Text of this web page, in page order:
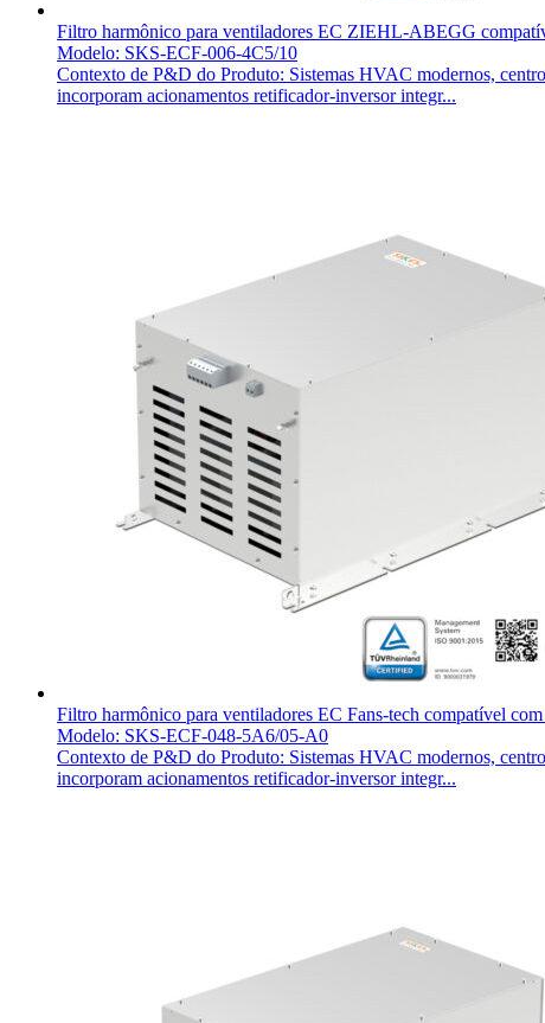
Filtro harmônico para ventiladores EC ZIEHL-ABEGG
Modelo: SKS-ECF-006-4C5/10
Contexto de P&D do Produto: Sistemas HVAC modernos,
incorporam acionamentos retificador-inversor integr...
Filtro harmônico para ventiladores EC Fans-tech compatível
Modelo: SKS-ECF-048-5A6/05-A0
Contexto de P&D do Produto: Sistemas HVAC modernos,
incorporam acionamentos retificador-inversor integr...